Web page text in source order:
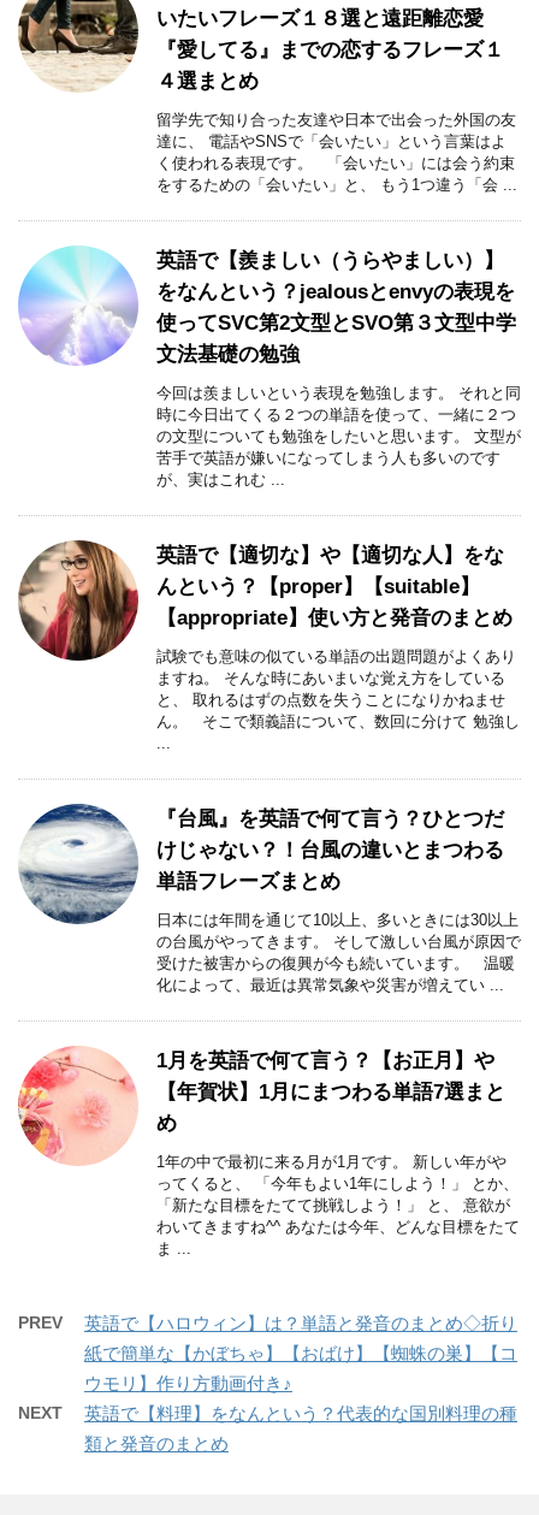
いたいフレーズ１８選と遠距離恋愛
『愛してる』までの恋するフレーズ１
４選まとめ
留学先で知り合った友達や日本で出会った外国の友
達に、 電話やSNSで「会いたい」という言葉はよ
く使われる表現です。 「会いたい」には会う約束
をするための「会いたい」と、 もう1つ違う「会 ...
英語で【羨ましい（うらやましい）】
をなんという？jealousとenvyの表現を
使ってSVC第2文型とSVO第３文型中学
文法基礎の勉強
今回は羨ましいという表現を勉強します。 それと同
時に今日出てくる２つの単語を使って、一緒に２つ
の文型についても勉強をしたいと思います。 文型が
苦手で英語が嫌いになってしまう人も多いのです
が、実はこれむ ...
英語で【適切な】や【適切な人】をな
んという？【proper】【suitable】
【appropriate】使い方と発音のまとめ
試験でも意味の似ている単語の出題問題がよくあり
ますね。 そんな時にあいまいな覚え方をしている
と、 取れるはずの点数を失うことになりかねませ
ん。 そこで類義語について、数回に分けて 勉強し
『台風』を英語で何て言う？ひとつだ
けじゃない？！台風の違いとまつわる
単語フレーズまとめ
日本には年間を通じて10以上、多いときには30以上
の台風がやってきます。 そして激しい台風が原因で
受けた被害からの復興が今も続いています。 温暖
化によって、最近は異常気象や災害が増えてい ...
1月を英語で何て言う？【お正月】や
【年賀状】1月にまつわる単語7選まと
め
1年の中で最初に来る月が1月です。 新しい年がや
ってくると、 「今年もよい1年にしよう！」 とか、
「新たな目標をたてて挑戦しよう！」 と、 意欲が
わいてきますね^^ あなたは今年、どんな目標をたて
ま ...
PREV
英語で【ハロウィン】は？単語と発音のまとめ◇折り
紙で簡単な【かぼちゃ】【おばけ】【蜘蛛の巣】【コ
ウモリ】作り方動画付き♪
NEXT
英語で【料理】をなんという？代表的な国別料理の種
類と発音のまとめ